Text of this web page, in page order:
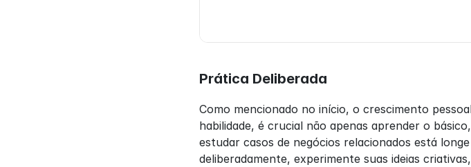
Prática Deliberada
Como mencionado no início, o crescimento
habilidade, é crucial não apenas aprender o
estudar casos de negócios relacionados está
deliberadamente, experimente suas ideias